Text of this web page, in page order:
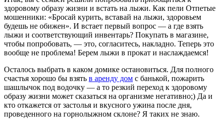
здоровому образу жизни и встать на лыжи. Как пели Отпетые
мошенники: «Бросай курить, вставай на лыжи, здоровьем
будешь не обижен». И встает первый вопрос — а где взять
лыжи и соответствующий инвентарь? Покупать в магазине,
чтобы попробовать, — это, согласитесь, накладно. Теперь это
вообще не проблема! Берем лыжи в прокат и наслаждаемся!
Осталось выбрать в каком домике остановиться. Для полного
счастья хорошо бы взять в аренду дом с банькой, пожарить
шашлычок под водочку — а то резкий переход к здоровому
образу жизни может сказаться на организме негативно;) Да и
кто откажется от застолья и вкусного ужина после дня,
проведенного на горнолыжном склоне? Я таких не знаю.